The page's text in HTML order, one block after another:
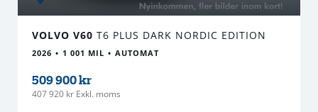
VOLVO V60 T6 PLUS DARK NORDIC EDITION
2026 1 001 MIL AUTOMAT
509 900 kr
407 920 kr Exkl. moms